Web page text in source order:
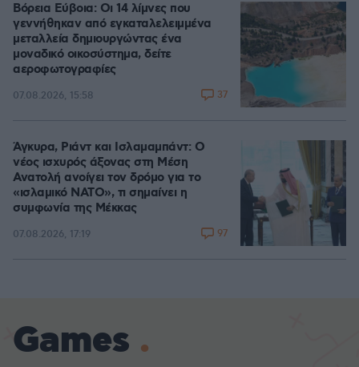
Βόρεια Εύβοια: Οι 14 λίμνες που
γεννήθηκαν από εγκαταλελειμμένα
μεταλλεία δημιουργώντας ένα
μοναδικό οικοσύστημα, δείτε
αεροφωτογραφίες
07.08.2026, 15:58 37
Άγκυρα, Ριάντ και Ισλαμαμπάντ: Ο
νέος ισχυρός άξονας στη Μέση
Ανατολή ανοίγει τον δρόμο για το
«ισλαμικό ΝΑΤΟ», τι σημαίνει η
συμφωνία της Μέκκας
07.08.2026, 17:19 97
Games